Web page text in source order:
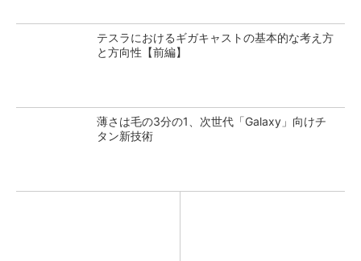
テスラにおけるギガキャストの基本的な考え方
と方向性【前編】
薄さは毛の3分の1、次世代「Galaxy」向けチ
タン新技術